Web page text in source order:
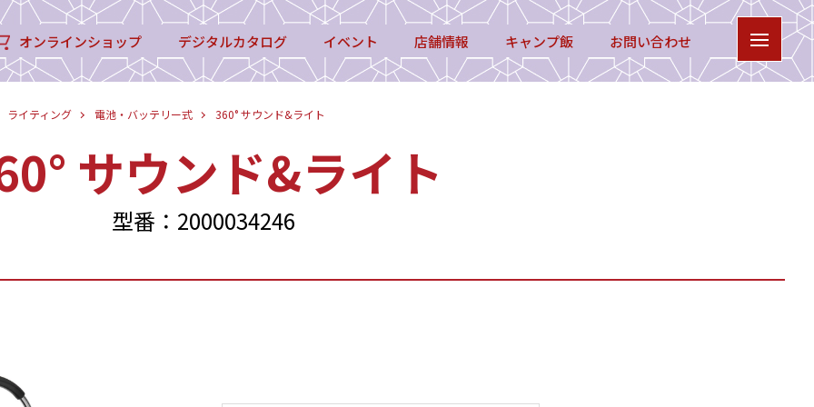
オンラインショップ デジタルカタログ イベント 店舗情報 キャンプ飯 お問い合わせ
ライティング 電池・バッテリー式 360° サウンド&ライト
サウンド&ライト
型番：2000034246